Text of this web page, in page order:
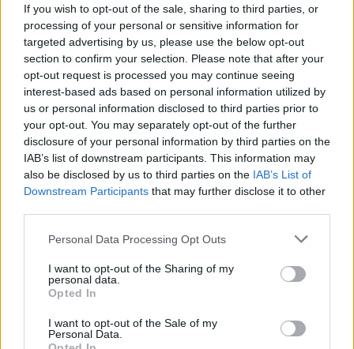
If you wish to opt-out of the sale, sharing to third parties, or
processing of your personal or sensitive information for
targeted advertising by us, please use the below opt-out
section to confirm your selection. Please note that after your
opt-out request is processed you may continue seeing
interest-based ads based on personal information utilized by
us or personal information disclosed to third parties prior to
your opt-out. You may separately opt-out of the further
disclosure of your personal information by third parties on the
IAB’s list of downstream participants. This information may
also be disclosed by us to third parties on the IAB’s List of
Downstream Participants that may further disclose it to other
Personal Data Processing Opt Outs
I want to opt-out of the Sharing of my
personal data.
Opted In
I want to opt-out of the Sale of my
Personal Data.
reprezentował on również Sprout, z kolei od
października ubiegłego roku jest częścią akademii
Teamu Spirit. Wraz z tą sięgnął nawet po triumf w 2.
dywizji European Pro League Season 13. Teraz zaś
tymczasowo przywdzieje dawne barwy, by pomóc w
awansie na esportowe mistrzostwa świata. Czy
możliwe, że Rosjanin pozostanie wśród rodaków na
dłużej? Sama organizacjazapewnia , że jest to
współpraca jedynie na czas eliminacji do EWC w stolicy
Arabii Saudyjskiej.
CZYTAJ TEŻ:Ponad 60 milionów dolarów w puli!
Luka w składzie Cloud9 powstała kilka dni temu. Wtedy
to niespodziewanie z zespołu odszedł Denis
"electroNic" Sharipov, który postanowił kontynuować
karierę w Virtus.pro. W następstwie tego C9 wycofało
się z udziału w ESL Pro League Season 19, gdyż było